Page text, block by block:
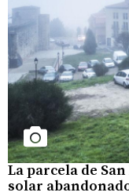
La parcela de
solar